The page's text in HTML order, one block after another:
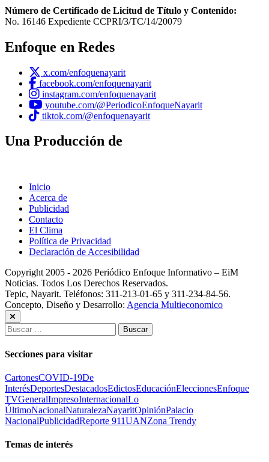
Número de Certificado de Licitud de Título y Contenido:
No. 16146 Expediente CCPRI/3/TC/14/20079
Enfoque en Redes
x.com/enfoquenayarit
facebook.com/enfoquenayarit
instagram.com/enfoquenayarit
youtube.com/@PeriodicoEnfoqueNayarit
tiktok.com/@enfoquenayarit
Una Producción de
Inicio
Acerca de
Publicidad
Contacto
El Clima
Política de Privacidad
Declaración de Accesibilidad
Copyright 2005 - 2026 Periódico Enfoque Informativo – EiM
Noticias. Todos Los Derechos Reservados.
Tepic, Nayarit. Teléfonos: 311-213-01-65 y 311-234-84-56.
Concepto, Diseño y Desarrollo: Agencia Multieconomico
Buscar:
Secciones para visitar
CartonesCOVID-19De
InterésDeportesDestacadosEdictosEducaciónEleccionesEnfoque
TVGeneralImpresoInternacionalLo
ÚltimoNacionalNaturalezaNayaritOpiniónPalacio
NacionalPublicidadReporte 911UANZona Trendy
Temas de interés